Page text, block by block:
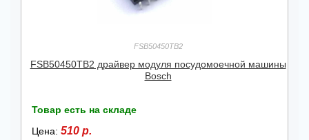
FSB50450TB2
FSB50450TB2 драйвер модуля посудомоечной машины
Bosch
Товар есть на складе
Цена: 510 р.